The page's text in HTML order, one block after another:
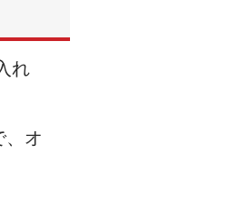
れ
、オ